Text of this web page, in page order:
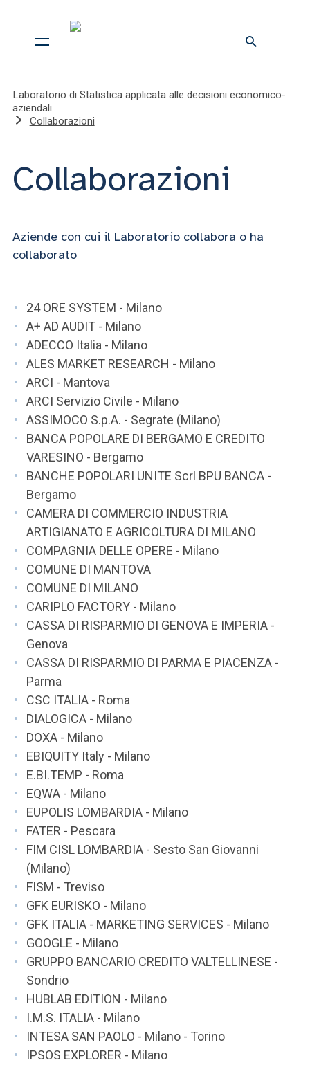
Laboratorio di Statistica applicata alle decisioni economico-
aziendali
Collaborazioni
Collaborazioni
Aziende con cui il Laboratorio collabora o ha
collaborato
24 ORE SYSTEM - Milano
A+ AD AUDIT - Milano
ADECCO Italia - Milano
ALES MARKET RESEARCH - Milano
ARCI - Mantova
ARCI Servizio Civile - Milano
ASSIMOCO S.p.A. - Segrate (Milano)
BANCA POPOLARE DI BERGAMO E CREDITO
VARESINO - Bergamo
BANCHE POPOLARI UNITE Scrl BPU BANCA -
Bergamo
CAMERA DI COMMERCIO INDUSTRIA
ARTIGIANATO E AGRICOLTURA DI MILANO
COMPAGNIA DELLE OPERE - Milano
COMUNE DI MANTOVA
COMUNE DI MILANO
CARIPLO FACTORY - Milano
CASSA DI RISPARMIO DI GENOVA E IMPERIA -
Genova
CASSA DI RISPARMIO DI PARMA E PIACENZA -
Parma
CSC ITALIA - Roma
DIALOGICA - Milano
DOXA - Milano
EBIQUITY Italy - Milano
E.BI.TEMP - Roma
EQWA - Milano
EUPOLIS LOMBARDIA - Milano
FATER - Pescara
FIM CISL LOMBARDIA - Sesto San Giovanni
(Milano)
FISM - Treviso
GFK EURISKO - Milano
GFK ITALIA - MARKETING SERVICES - Milano
GOOGLE - Milano
GRUPPO BANCARIO CREDITO VALTELLINESE -
Sondrio
HUBLAB EDITION - Milano
I.M.S. ITALIA - Milano
INTESA SAN PAOLO - Milano - Torino
IPSOS EXPLORER - Milano